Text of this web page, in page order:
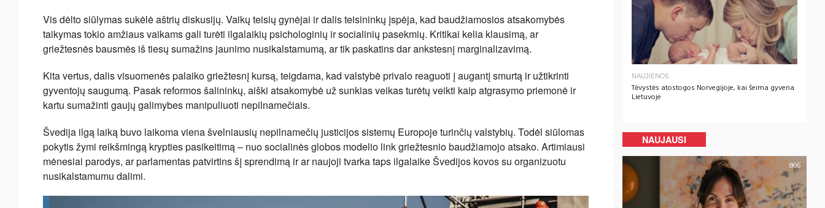
Vis dėlto siūlymas sukėlė aštrių diskusijų. Vaikų teisių gynėjai ir dalis teisininkų įspėja, kad baudžiamosios atsakomybės
taikymas tokio amžiaus vaikams gali turėti ilgalaikių psichologinių ir socialinių pasekmių. Kritikai kelia klausimą, ar
griežtesnės bausmės iš tiesų sumažins jaunimo nusikalstamumą, ar tik paskatins dar ankstesnį marginalizavimą.
Kita vertus, dalis visuomenės palaiko griežtesnį kursą, teigdama, kad valstybė privalo reaguoti į augantį smurtą ir užtikrinti
gyventojų saugumą. Pasak reformos šalininkų, aiški atsakomybė už sunkias veikas turėtų veikti kaip atgrasymo priemonė ir
kartu sumažinti gaujų galimybes manipuliuoti nepilnamečiais.
Švedija ilgą laiką buvo laikoma viena švelniausių nepilnamečių justicijos sistemų Europoje turinčių valstybių. Todėl siūlomas
pokytis žymi reikšmingą krypties pasikeitimą – nuo socialinės globos modelio link griežtesnio baudžiamojo atsako. Artimiausi
mėnesiai parodys, ar parlamentas patvirtins šį sprendimą ir ar naujoji tvarka taps ilgalaike Švedijos kovos su organizuotu
nusikalstamumu dalimi.
NAUJIENOS
Tėvystės atostogos Norvegijoje, kai šeima gyvena
Lietuvoje
NAUJAUSI
866